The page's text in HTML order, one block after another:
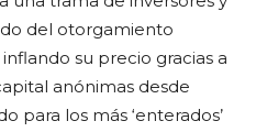
del otorgamiento
su precio gracias a
anónimas desde
para los más ‘enterados’